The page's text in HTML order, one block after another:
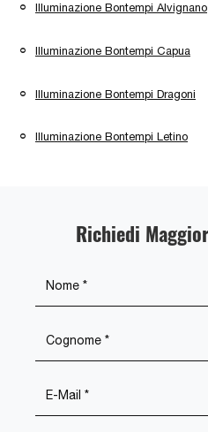
Illuminazione Bontempi Alvignano
Illuminazione Bontempi Capua
Illuminazione Bontempi Dragoni
Illuminazione Bontempi Letino
Richiedi